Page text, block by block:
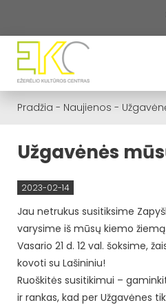
Pradžia - Naujienos -
Užgavėnės
2023-02-14
Jau netrukus susitiksime
varysime iš mūsų kiemo
Vasario 21 d. 12 val. šoksime,
kovoti su Lašininiu!
Ruoškitės susitikimui –
ir rankas, kad per Užgavėnes